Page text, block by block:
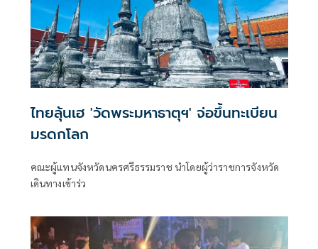
ไทยลุ้นเฮ 'วัดพระมหาธาตุฯ' จ่อขึ้นทะเบียน
มรดกโลก
คณะผู้แทนจังหวัดนครศรีธรรมราช นำโดยผู้ว่าราชการจังหวัด
เดินทางเข้าร่ว